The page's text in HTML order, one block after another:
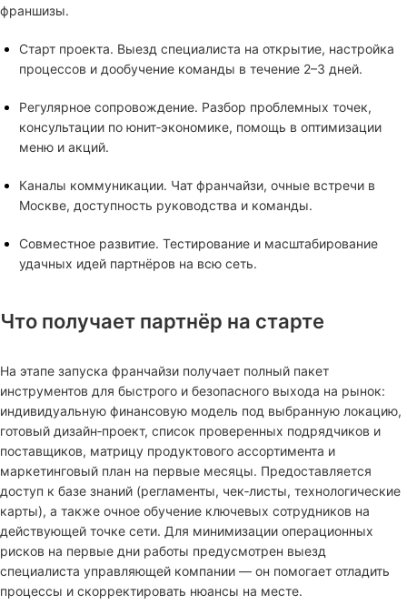
франшизы.
Старт проекта. Выезд специалиста на открытие, настройка
процессов и дообучение команды в течение 2–3 дней.
Регулярное сопровождение. Разбор проблемных точек,
консультации по юнит‑экономике, помощь в оптимизации
меню и акций.
Каналы коммуникации. Чат франчайзи, очные встречи в
Москве, доступность руководства и команды.
Совместное развитие. Тестирование и масштабирование
удачных идей партнёров на всю сеть.
Что получает партнёр на старте
На этапе запуска франчайзи получает полный пакет
инструментов для быстрого и безопасного выхода на рынок:
индивидуальную финансовую модель под выбранную локацию,
готовый дизайн‑проект, список проверенных подрядчиков и
поставщиков, матрицу продуктового ассортимента и
маркетинговый план на первые месяцы. Предоставляется
доступ к базе знаний (регламенты, чек‑листы, технологические
карты), а также очное обучение ключевых сотрудников на
действующей точке сети. Для минимизации операционных
рисков на первые дни работы предусмотрен выезд
специалиста управляющей компании — он помогает отладить
процессы и скорректировать нюансы на месте.